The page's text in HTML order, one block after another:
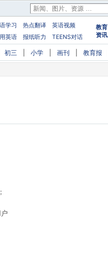
学习 热点翻译
英语视频
英语
报纸听力 TEENS对话
教育
资讯
初三 小学 画刊 教育报